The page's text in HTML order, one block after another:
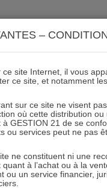
5ans A
31.05.2018 -
–
site Internet, il vous
ce site, et notamment
sur ce site ne visent
où cette distribution
GESTION 21 de se
ou services peut ne pas
ne constituent ni une
à l’achat ou à la
ou un service financier,